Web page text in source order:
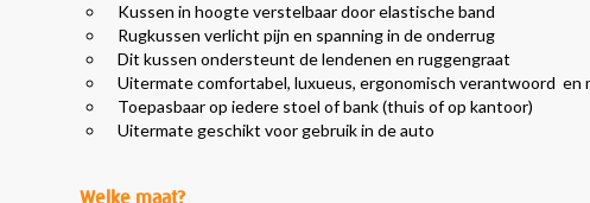
Kussen in hoogte verstelbaar door elastische band
Rugkussen verlicht pijn en spanning in de onderrug
Dit kussen ondersteunt de lendenen en ruggengraat
Uitermate comfortabel, luxueus, ergonomisch verantwoord en
Toepasbaar op iedere stoel of bank (thuis of op kantoor)
Uitermate geschikt voor gebruik in de auto
Welke maat?